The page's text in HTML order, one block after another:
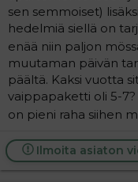
sen semmoiset)
hedelmiä siellä on
enää niin paljon
muutaman päivän
päältä. Kaksi vuotta
vaippapaketti oli 5-
on pieni raha siihen
Ilmoita asiaton